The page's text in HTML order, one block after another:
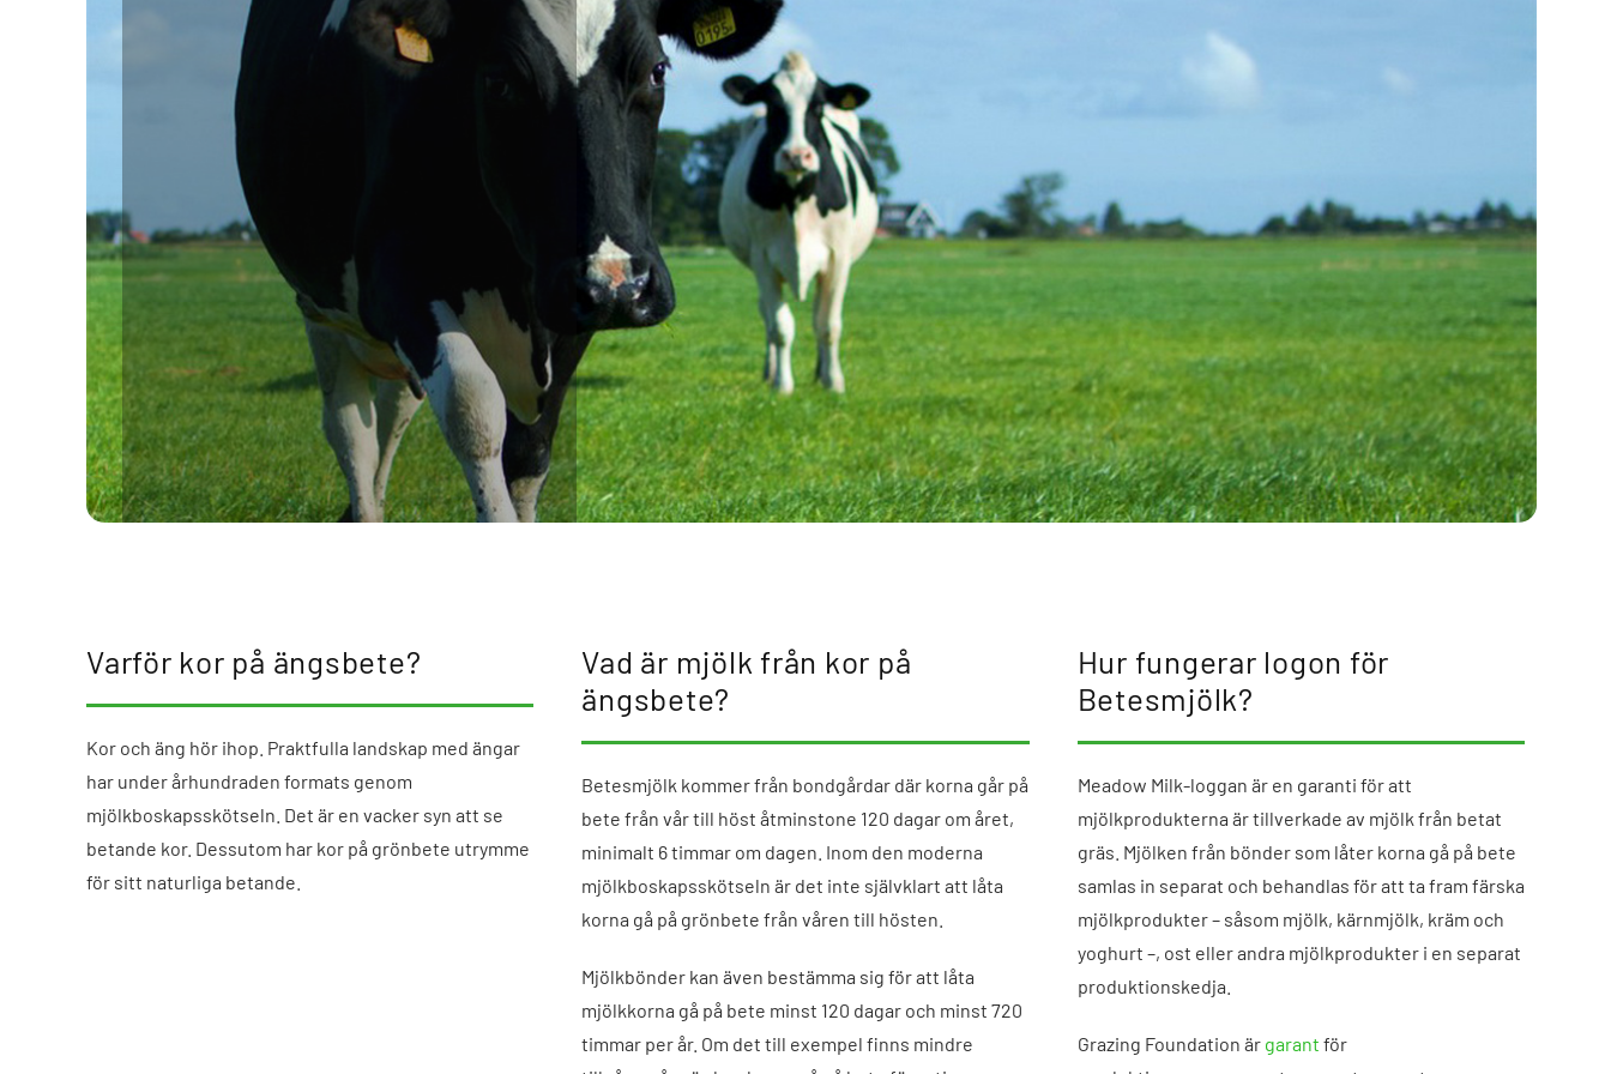
Varför kor på ängsbete?
Kor och äng hör ihop. Praktfulla landskap med ängar
har under århundraden formats genom
mjölkboskapsskötseln. Det är en vacker syn att se
betande kor. Dessutom har kor på grönbete utrymme
för sitt naturliga betande.
Vad är mjölk från kor på
ängsbete?
Betesmjölk kommer från bondgårdar där korna går på
bete från vår till höst åtminstone 120 dagar om året,
minimalt 6 timmar om dagen. Inom den moderna
mjölkboskapsskötseln är det inte självklart att låta
korna gå på grönbete från våren till hösten.
Mjölkbönder kan även bestämma sig för att låta
mjölkkorna gå på bete minst 120 dagar och minst 720
timmar per år. Om det till exempel finns mindre
Hur fungerar logon för
Betesmjölk?
Meadow Milk-loggan är en garanti för att
mjölkprodukterna är tillverkade av mjölk från betat
gräs. Mjölken från bönder som låter korna gå på bete
samlas in separat och behandlas för att ta fram färska
mjölkprodukter – såsom mjölk, kärnmjölk, kräm och
yoghurt –, ost eller andra mjölkprodukter i en separat
produktionskedja.
Grazing Foundation är garant för